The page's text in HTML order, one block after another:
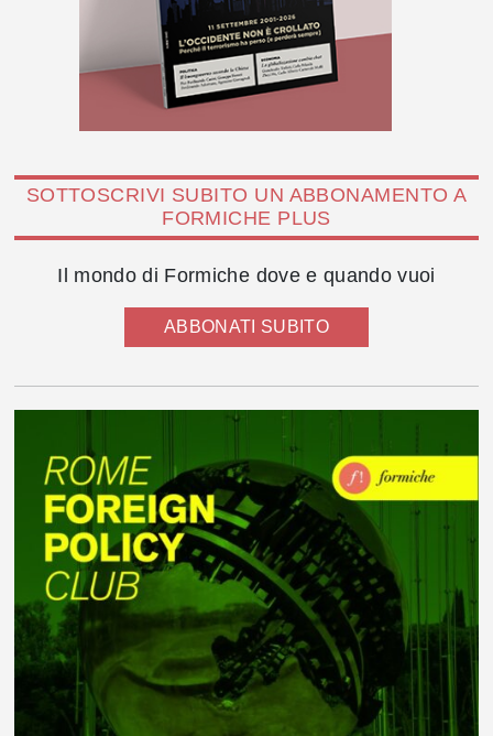
SOTTOSCRIVI SUBITO UN ABBONAMENTO A
FORMICHE PLUS
Il mondo di Formiche dove e quando vuoi
ABBONATI SUBITO